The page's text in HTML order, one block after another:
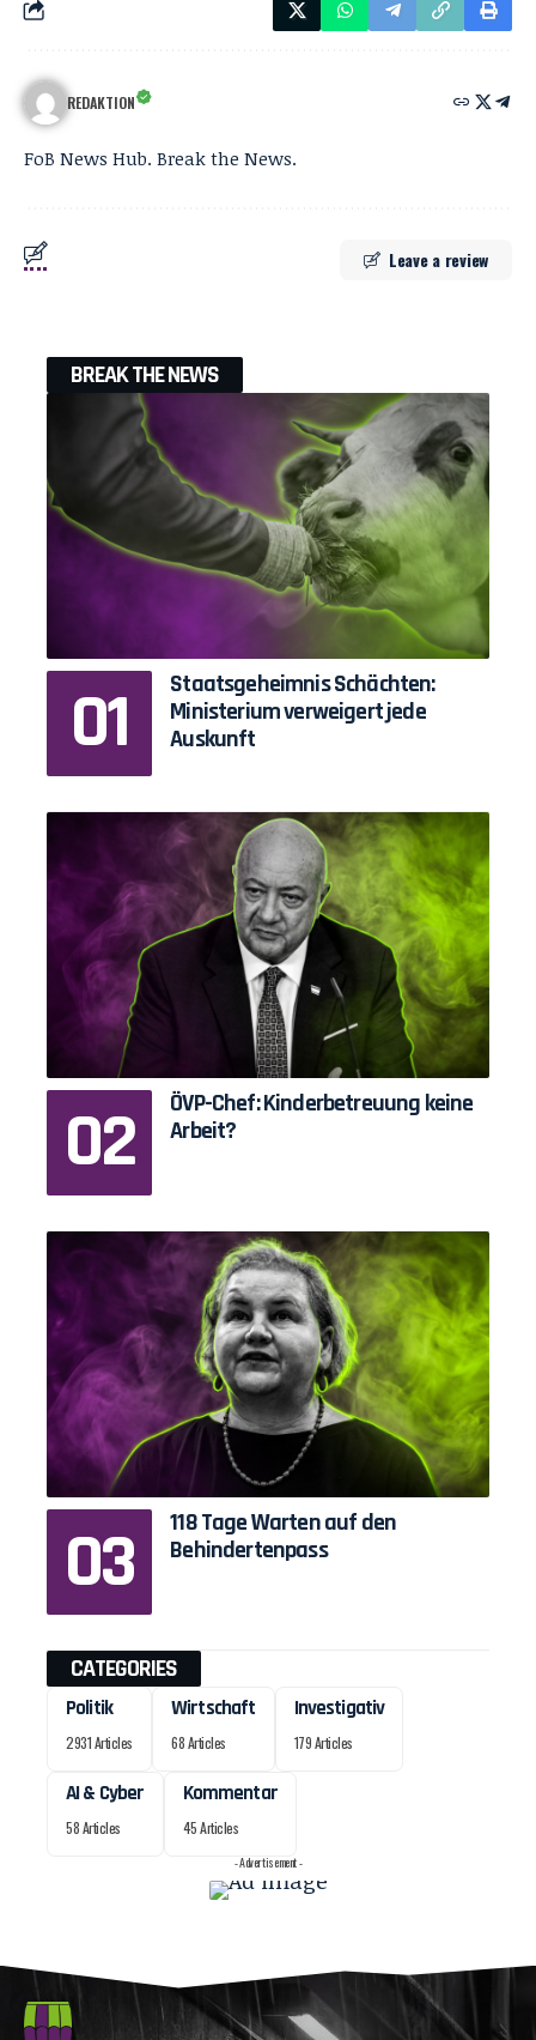
REDAKTION
FoB News Hub. Break the News.
Leave a review
BREAK THE NEWS
Staatsgeheimnis Schächten:
Ministerium verweigert jede
Auskunft
ÖVP-Chef: Kinderbetreuung keine
Arbeit?
118 Tage Warten auf den
Behindertenpass
CATEGORIES
Politik
2931 Articles
Wirtschaft
68 Articles
Investigativ
179 Articles
AI & Cyber
58 Articles
Kommentar
45 Articles
- Advertisement -